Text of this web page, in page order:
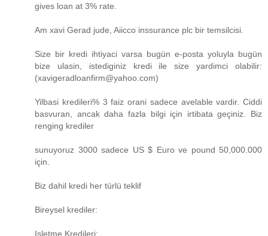
gives loan at 3% rate.
Am xavi Gerad jude, Aiicco inssurance plc bir temsilcisi.
Size bir kredi ihtiyaci varsa bugün e-posta yoluyla bugün
bize ulasin, istediginiz kredi ile size yardimci olabilir:
(xavigeradloanfirm@yahoo.com)
Yilbasi kredileri% 3 faiz orani sadece avelable vardir. Ciddi
basvuran, ancak daha fazla bilgi için irtibata geçiniz. Biz
renging krediler
sunuyoruz 3000 sadece US $ Euro ve pound 50,000.000
için.
Biz dahil kredi her türlü teklif
Bireysel krediler:
Isletme Kredileri: